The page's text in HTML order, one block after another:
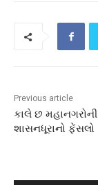
Previous article
કાલે છ મહાનગરોની
શાસનધૂરાનો ફેંસલો